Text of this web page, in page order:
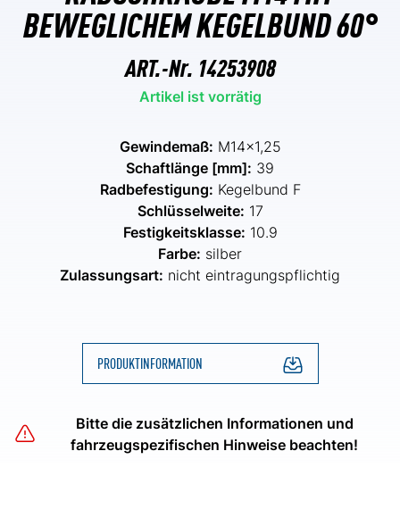
BEWEGLICHEM KEGELBUND 60°
ART.-Nr. 14253908
Artikel ist vorrätig
Gewindemaß: M14x1,25
Schaftlänge [mm]: 39
Radbefestigung: Kegelbund F
Schlüsselweite: 17
Festigkeitsklasse: 10.9
Farbe: silber
Zulassungsart: nicht eintragungspflichtig
PRODUKTINFORMATION
Bitte die zusätzlichen Informationen und
fahrzeugspezifischen Hinweise beachten!